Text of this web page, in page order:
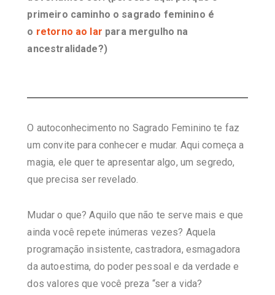
primeiro caminho o sagrado feminino é
o retorno ao lar para mergulho na
ancestralidade?)
O autoconhecimento no Sagrado Feminino te faz
um convite para conhecer e mudar. Aqui começa a
magia, ele quer te apresentar algo, um segredo,
que precisa ser revelado.
Mudar o que? Aquilo que não te serve mais e que
ainda você repete inúmeras vezes? Aquela
programação insistente, castradora, esmagadora
da autoestima, do poder pessoal e da verdade e
dos valores que você preza “ser a vida?